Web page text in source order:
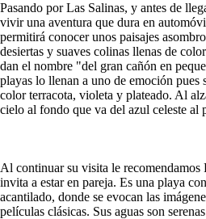
Pasando por Las Salinas, y antes de
vivir una aventura que dura en
permitirá conocer unos paisajes
desiertas y suaves colinas llenas de
dan el nombre "del gran cañón en
playas lo llenan a uno de emoción pues
color terracota, violeta y plateado. Al
cielo al fondo que va del azul celeste al
Al continuar su visita le
invita a estar en pareja. Es una playa
acantilado, donde se evocan las
películas clásicas. Sus aguas son